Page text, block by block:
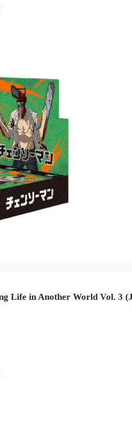
Life in Another World Vol. 3